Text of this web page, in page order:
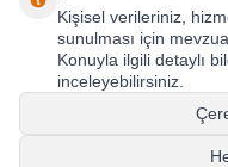
Kişisel verileriniz,
sunulması için
Konuyla ilgili detaylı
inceleyebilirsiniz.